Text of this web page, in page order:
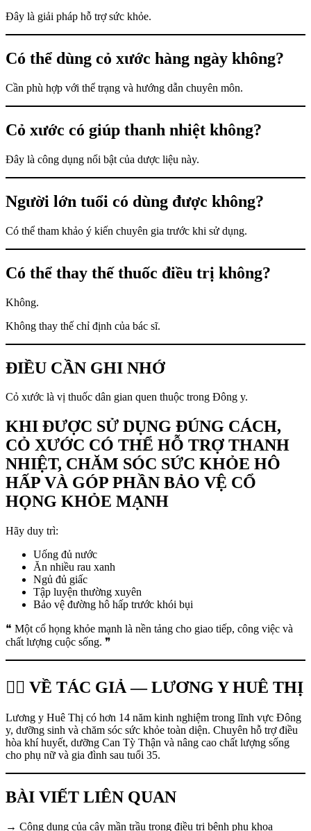
Đây là giải pháp hỗ trợ sức khỏe.
Có thể dùng cỏ xước hàng ngày không?
Cần phù hợp với thể trạng và hướng dẫn chuyên môn.
Cỏ xước có giúp thanh nhiệt không?
Đây là công dụng nổi bật của dược liệu này.
Người lớn tuổi có dùng được không?
Có thể tham khảo ý kiến chuyên gia trước khi sử dụng.
Có thể thay thế thuốc điều trị không?
Không.
Không thay thế chỉ định của bác sĩ.
ĐIỀU CẦN GHI NHỚ
Cỏ xước là vị thuốc dân gian quen thuộc trong Đông y.
KHI ĐƯỢC SỬ DỤNG ĐÚNG CÁCH,
CỎ XƯỚC CÓ THỂ HỖ TRỢ THANH
NHIỆT, CHĂM SÓC SỨC KHỎE HÔ
HẤP VÀ GÓP PHẦN BẢO VỆ CỔ
HỌNG KHỎE MẠNH
Hãy duy trì:
Uống đủ nước
Ăn nhiều rau xanh
Ngủ đủ giấc
Tập luyện thường xuyên
Bảo vệ đường hô hấp trước khói bụi
❝ Một cổ họng khỏe mạnh là nền tảng cho giao tiếp, công việc và
chất lượng cuộc sống. ❞
👩‍⚕️ VỀ TÁC GIẢ — LƯƠNG Y HUÊ THỊ
Lương y Huê Thị có hơn 14 năm kinh nghiệm trong lĩnh vực Đông
y, dưỡng sinh và chăm sóc sức khỏe toàn diện. Chuyên hỗ trợ điều
hòa khí huyết, dưỡng Can Tỳ Thận và nâng cao chất lượng sống
cho phụ nữ và gia đình sau tuổi 35.
BÀI VIẾT LIÊN QUAN
→ Công dụng của cây mần trầu trong điều trị bệnh phụ khoa